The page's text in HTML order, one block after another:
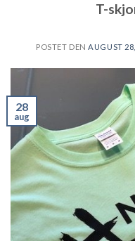
T-
POSTET DENAUGUST
28
aug